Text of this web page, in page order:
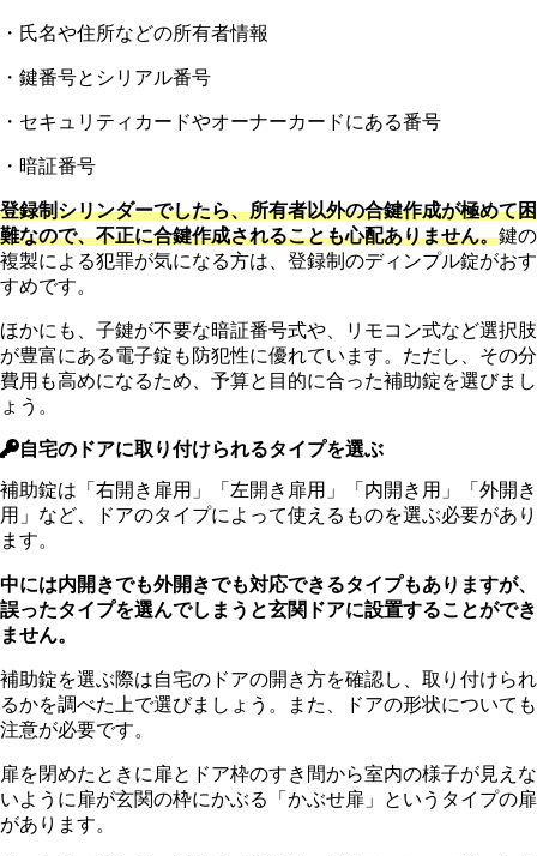
・氏名や住所などの所有者情報
・鍵番号とシリアル番号
・セキュリティカードやオーナーカードにある番号
・暗証番号
登録制シリンダーでしたら、所有者以外の合鍵作成が極めて困
難なので、不正に合鍵作成されることも心配ありません。鍵の
複製による犯罪が気になる方は、登録制のディンプル錠がおす
すめです。
ほかにも、子鍵が不要な暗証番号式や、リモコン式など選択肢
が豊富にある電子錠も防犯性に優れています。ただし、その分
費用も高めになるため、予算と目的に合った補助錠を選びまし
ょう。
自宅のドアに取り付けられるタイプを選ぶ
補助錠は「右開き扉用」「左開き扉用」「内開き用」「外開き
用」など、ドアのタイプによって使えるものを選ぶ必要があり
ます。
中には内開きでも外開きでも対応できるタイプもありますが、
誤ったタイプを選んでしまうと玄関ドアに設置することができ
ません。
補助錠を選ぶ際は自宅のドアの開き方を確認し、取り付けられ
るかを調べた上で選びましょう。また、ドアの形状についても
注意が必要です。
扉を閉めたときに扉とドア枠のすき間から室内の様子が見えな
いように扉が玄関の枠にかぶる「かぶせ扉」というタイプの扉
があります。